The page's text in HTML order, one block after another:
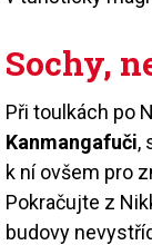
Sochy,
Při toulkách po
Kanmangafuči,
k ní ovšem pro
Pokračujte z
budovy